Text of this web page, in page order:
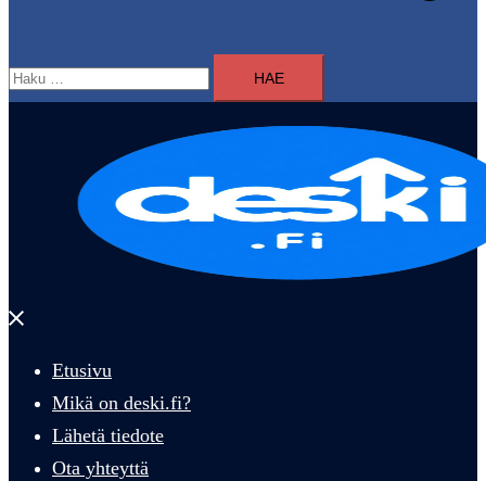
Haku:
Close
Etusivu
Mikä on deski.fi?
Lähetä tiedote
Ota yhteyttä